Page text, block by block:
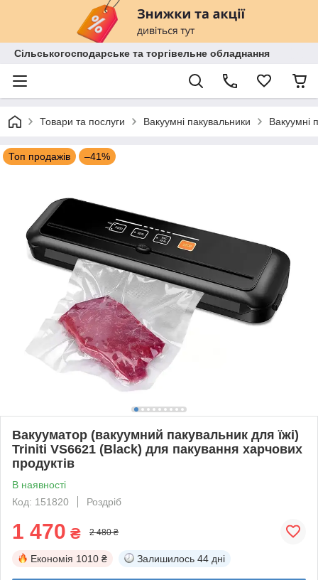
Сільськогосподарське та торгівельне обладнання
Товари та послуги Вакуумні пакувальники Вакуумні
Топ продажів –41%
Вакууматор (вакуумний пакувальник для їжі)
Triniti VS6621 (Black) для пакування харчових
продуктів
В наявності
Код: 151820
Роздріб
1 470 ₴ 2 480 ₴
Економія 1010 ₴ Залишилось 44 дні